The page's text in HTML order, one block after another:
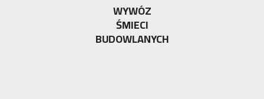
WYWÓZ
ŚMIECI
BUDOWLANYCH